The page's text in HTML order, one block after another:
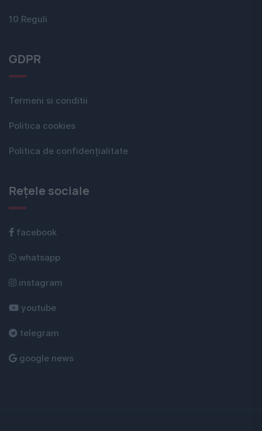
10 Reguli
GDPR
Termeni si conditii
Politica cookies
Politica de confidențialitate
Rețele sociale
facebook
whatsapp
instagram
youtube
telegram
google news